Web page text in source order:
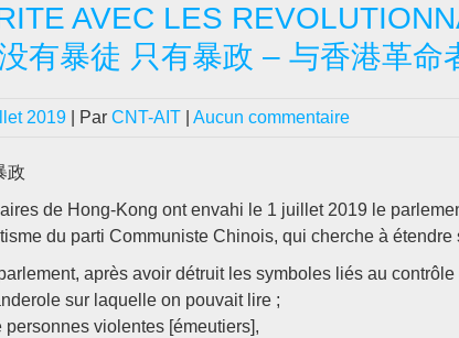
AVEC LES
有暴徒 只有暴政 – 与香港革命
2019 | Par CNT-AIT Aucun commentaire
政
de Hong-Kong ont envahi le 1 juillet 2019 le
du parti Communiste Chinois, qui cherche à étendre
après avoir détruit les symboles liés au
sur laquelle on pouvait lire ;
personnes violentes [émeutiers],